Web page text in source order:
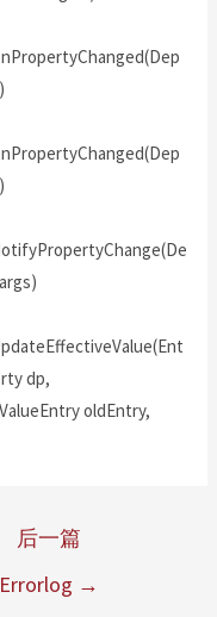
dp,
oldEntry,
后一篇
Errorlog →